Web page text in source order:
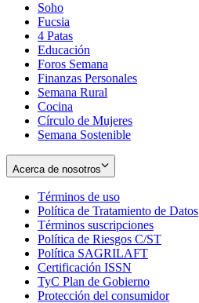
Soho
in
new
window
Fucsia
in
new
window
4 Patas
Educación
Foros Semana
Finanzas Personales
Semana Rural
Cocina
Círculo de Mujeres
Semana Sostenible
Acerca de nosotros
Términos de uso
in
new
window
Política de Tratamiento de Datos
Términos suscripciones
in
Política de Riesgos C/ST
Política SAGRILAFT
new
window
Certificación ISSN
in
new
TyC Plan de Gobierno
in
Protección del consumidorOpens